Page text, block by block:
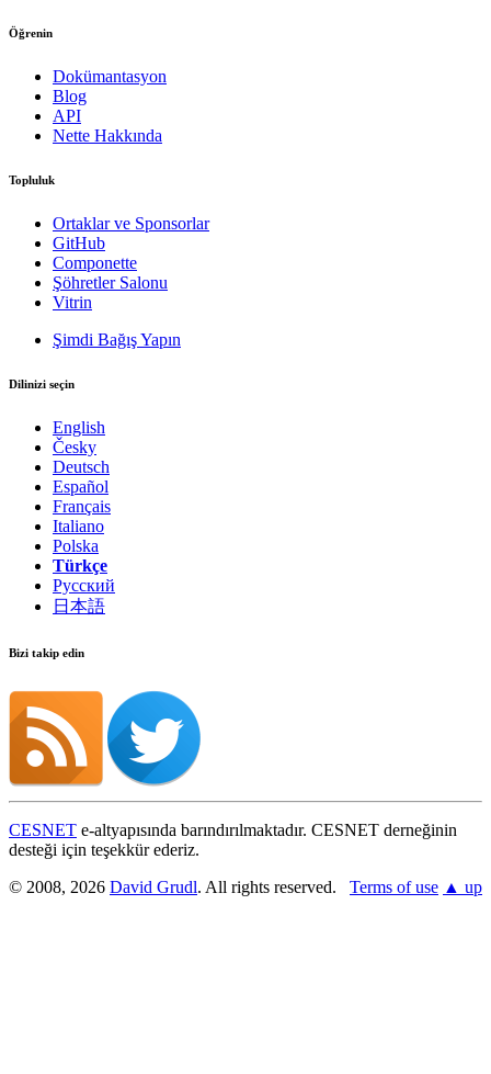
Öğrenin
Dokümantasyon
Blog
API
Nette Hakkında
Topluluk
Ortaklar ve Sponsorlar
GitHub
Componette
Şöhretler Salonu
Vitrin
Şimdi Bağış Yapın
Dilinizi seçin
English
Česky
Deutsch
Español
Français
Italiano
Polska
Türkçe
Русский
日本語
Bizi takip edin
CESNET e-altyapısında barındırılmaktadır. CESNET derneğinin
desteği için teşekkür ederiz.
© 2008, 2026 David Grudl. All rights reserved. Terms of use ▲ up